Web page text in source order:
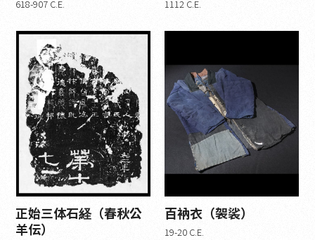
618-907 C.E. 1112 C.E.
正始三体石経（春秋公
羊伝）
百衲衣（袈裟）
19-20 C.E.